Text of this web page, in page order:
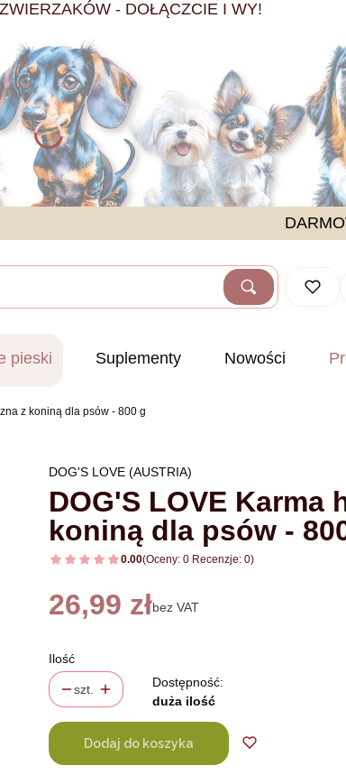
- DOŁĄCZCIE I WY!
WyczyśćSzukaj
pieski Suplementy Nowości
z koniną dla psów - 800 g
DOG'S LOVE (AUSTRIA)
DOG'S LOVE Karma
koniną dla psów -
0.00(Oceny: 0 Recenzje: 0)
Cena
26,99 złbez VAT
Ilość
szt.
Dostępność:
duża ilość
Dodaj do koszyka